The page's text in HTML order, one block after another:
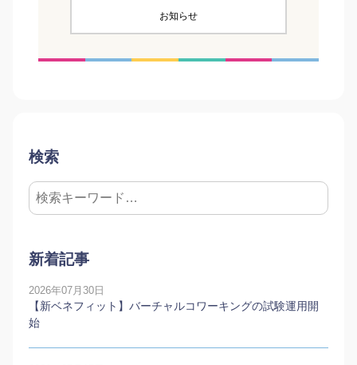
お知らせ
検索
新着記事
2026年07月30日
【新ベネフィット】バーチャルコワーキングの試験運用開
始